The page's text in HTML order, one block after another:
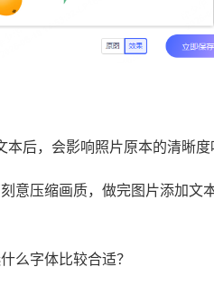
后，会影响照片原本的清晰度
意压缩画质，做完图片添加文
么字体比较合适？